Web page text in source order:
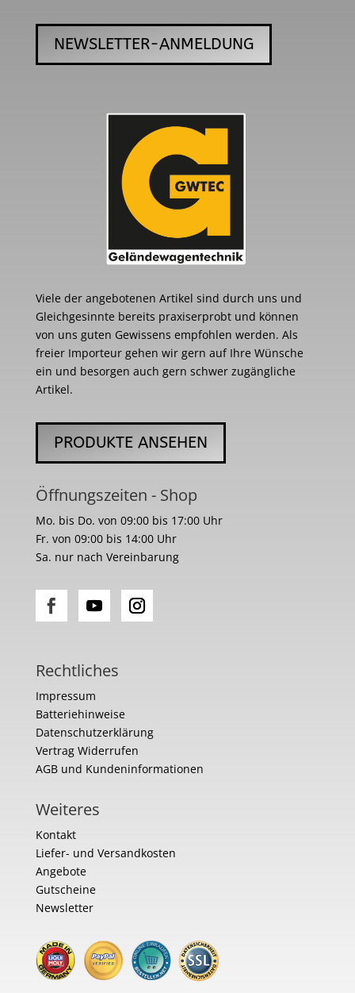
NEWSLETTER-ANMELDUNG
Viele der angebotenen Artikel sind durch uns und
Gleichgesinnte bereits praxiserprobt und können
von uns guten Gewissens empfohlen werden. Als
freier Importeur gehen wir gern auf Ihre Wünsche
ein und besorgen auch gern schwer zugängliche
Artikel.
PRODUKTE ANSEHEN
Öffnungszeiten - Shop
Mo. bis Do. von 09:00 bis 17:00 Uhr
Fr. von 09:00 bis 14:00 Uhr
Sa. nur nach Vereinbarung
Rechtliches
Impressum
Batteriehinweise
Datenschutzerklärung
Vertrag Widerrufen
AGB und Kundeninformationen
Weiteres
Kontakt
Liefer- und Versandkosten
Angebote
Gutscheine
Newsletter